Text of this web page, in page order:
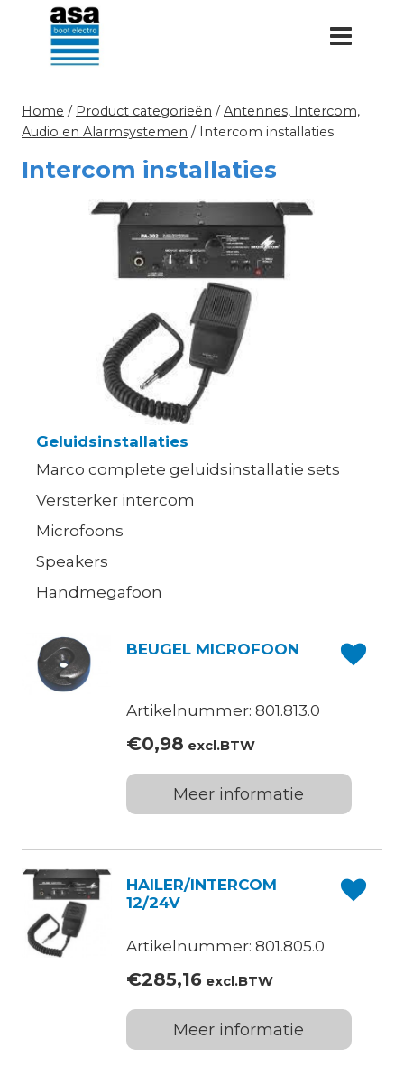
Doorgaan
inhoud
Home / Product categorieën / Antennes, Intercom,
Audio en Alarmsystemen / Intercom installaties
Intercom installaties
Geluidsinstallaties
Marco complete geluidsinstallatie sets
Versterker intercom
Microfoons
Speakers
Handmegafoon
BEUGEL MICROFOON
Artikelnummer: 801.813.0
€0,98 excl.BTW
Meer informatie
HAILER/INTERCOM
12/24V
Artikelnummer: 801.805.0
€285,16excl.BTW
Meer informatie